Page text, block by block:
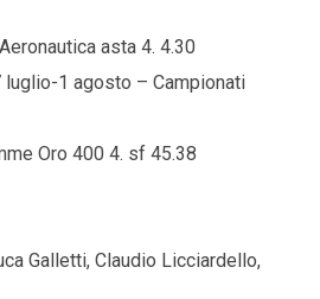
asta 4. 4.30
luglio-1 agosto – Campionati
Oro 400 4. sf 45.38
Galletti, Claudio Licciardello,